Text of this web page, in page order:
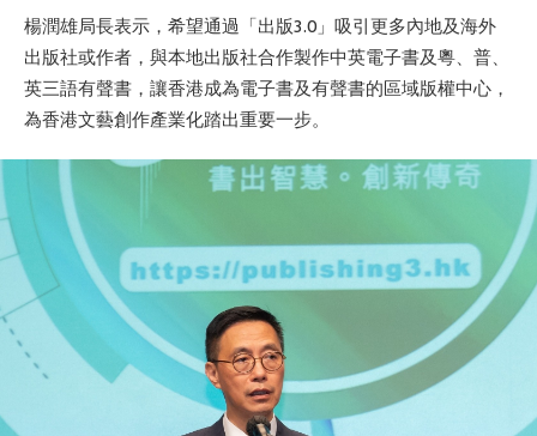
楊潤雄局長表示，希望通過「出版3.0」吸引更多內地及海外
出版社或作者，與本地出版社合作製作中英電子書及粵、普、
英三語有聲書，讓香港成為電子書及有聲書的區域版權中心，
為香港文藝創作產業化踏出重要一步。